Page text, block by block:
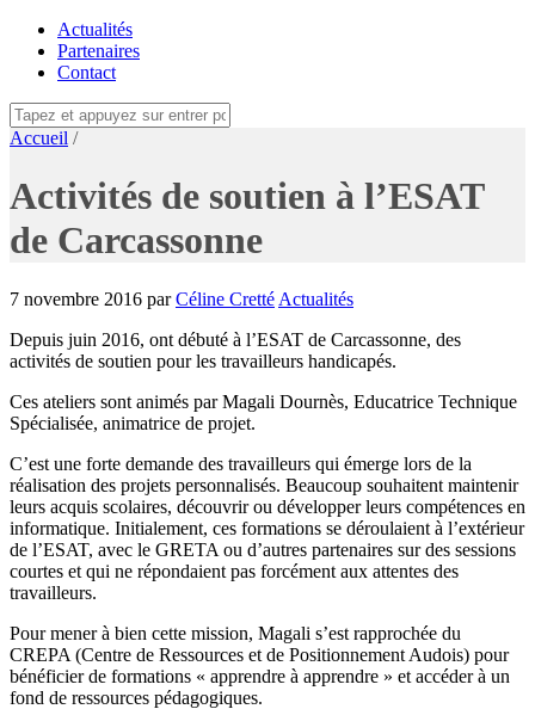
Actualités
Partenaires
Contact
Accueil /
Activités de soutien à l’ESAT
de Carcassonne
7 novembre 2016 parCéline Cretté Actualités
Depuis juin 2016, ont débuté à l’ESAT de Carcassonne, des
activités de soutien pour les travailleurs handicapés.
Ces ateliers sont animés par Magali Dournès, Educatrice Technique
Spécialisée, animatrice de projet.
C’est une forte demande des travailleurs qui émerge lors de la
réalisation des projets personnalisés. Beaucoup souhaitent maintenir
leurs acquis scolaires, découvrir ou développer leurs compétences en
informatique. Initialement, ces formations se déroulaient à l’extérieur
de l’ESAT, avec le GRETA ou d’autres partenaires sur des sessions
courtes et qui ne répondaient pas forcément aux attentes des
travailleurs.
Pour mener à bien cette mission, Magali s’est rapprochée du
CREPA (Centre de Ressources et de Positionnement Audois) pour
bénéficier de formations « apprendre à apprendre » et accéder à un
fond de ressources pédagogiques.